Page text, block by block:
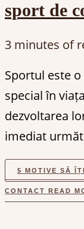
sport de
3 minutes of
Sportul este
special în
dezvoltarea
imediat
5 MOTIVE SĂ
CONTACT READ